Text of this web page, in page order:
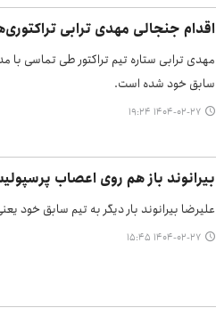
اقدام جنجالی مهدی ترابی
مهدی ترابی ستاره تیم تراکتور طی تماسی
سابق خود شده است.
۱۴۰۴-۰۲-۲۷ ۱۹:۲۴
بیرانوند باز هم روی اعصاب
علیرضا بیرانوند بار دیگر به تیم سابق خود
۱۴۰۴-۰۲-۲۷ ۱۵:۴۵